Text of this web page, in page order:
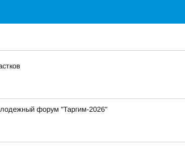
форум "Таргим-2026"